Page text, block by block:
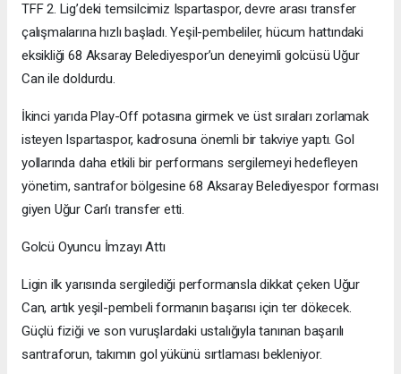
​TFF 2. Lig’deki temsilcimiz Ispartaspor, devre arası transfer
çalışmalarına hızlı başladı. Yeşil-pembeliler, hücum hattındaki
eksikliği 68 Aksaray Belediyespor’un deneyimli golcüsü Uğur
Can ile doldurdu.
​İkinci yarıda Play-Off potasına girmek ve üst sıraları zorlamak
isteyen Ispartaspor, kadrosuna önemli bir takviye yaptı. Gol
yollarında daha etkili bir performans sergilemeyi hedefleyen
yönetim, santrafor bölgesine 68 Aksaray Belediyespor forması
giyen Uğur Can’ı transfer etti.
​Golcü Oyuncu İmzayı Attı
​Ligin ilk yarısında sergilediği performansla dikkat çeken Uğur
Can, artık yeşil-pembeli formanın başarısı için ter dökecek.
Güçlü fiziği ve son vuruşlardaki ustalığıyla tanınan başarılı
santraforun, takımın gol yükünü sırtlaması bekleniyor.